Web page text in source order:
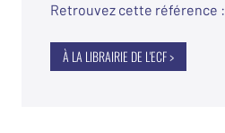
Retrouvez cette référence :
À LA LIBRAIRIE DE L'ECF >